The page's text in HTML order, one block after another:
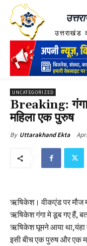
उत्तराखंड
UNCATEGORIZED
Breaking: गंगा
महिला एक पुरुष
By Uttarakhand Ekta
ऋषिकेश। वीकएंड पर मौज
ऋषिकेश गंगा मे डूब गए हैं,
ऋषिकेश घूमने आया था,यंहा
इसी बीच एक पुरुष और एक